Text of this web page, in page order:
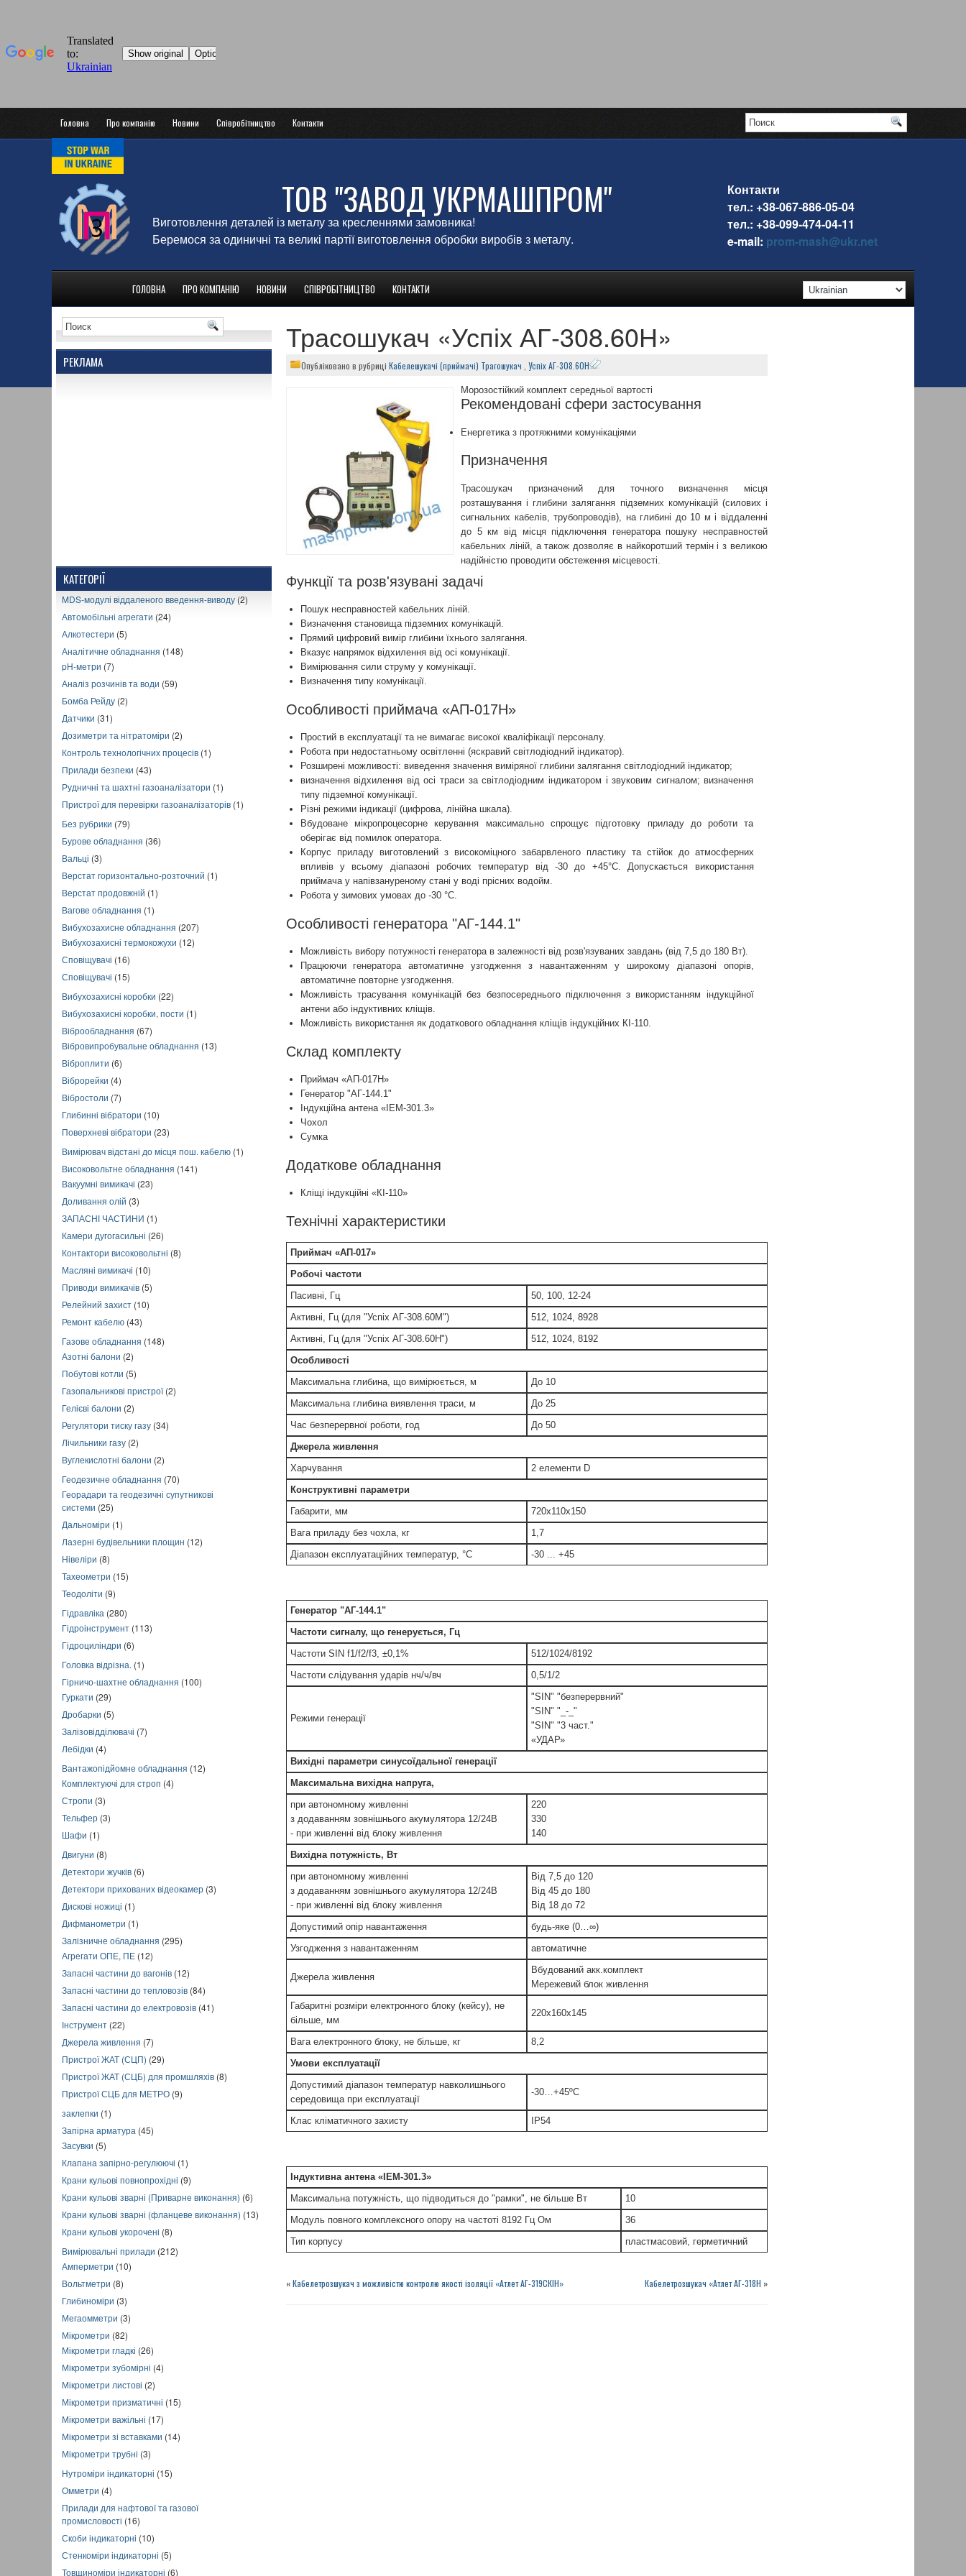
Головна Про компанію Новини Співробітництво Контакти
ТОВ "ЗАВОД УКРМАШПРОМ"
Виготовлення деталей із металу за кресленнями замовника!
Беремося за одиничні та великі партії виготовлення обробки виробів з металу.
Контакти
тел.: +38-067-886-05-04
тел.: +38-099-474-04-11
e-mail: prom-mash@ukr.net
ГОЛОВНА ПРО КОМПАНІЮ НОВИНИ СПІВРОБІТНИЦТВО КОНТАКТИ
РЕКЛАМА
КАТЕГОРІЇ
MDS-модулі віддаленого введення-виводу (2)
Автомобільні агрегати (24)
Алкотестери (5)
Аналітичне обладнання (148)
pH-метри (7)
Аналіз розчинів та води (59)
Бомба Рейду (2)
Датчики (31)
Дозиметри та нітратоміри (2)
Контроль технологічних процесів (1)
Прилади безпеки (43)
Рудничні та шахтні газоаналізатори (1)
Пристрої для перевірки газоаналізаторів (1)
Без рубрики (79)
Бурове обладнання (36)
Вальці (3)
Верстат горизонтально-розточний (1)
Верстат продовжній (1)
Вагове обладнання (1)
Вибухозахисне обладнання (207)
Вибухозахисні термокожухи (12)
Сповіщувачі (16)
Сповіщувачі (15)
Вибухозахисні коробки (22)
Вибухозахисні коробки, пости (1)
Віброобладнання (67)
Вібровипробувальне обладнання (13)
Віброплити (6)
Віброрейки (4)
Вібростоли (7)
Глибинні вібратори (10)
Поверхневі вібратори (23)
Вимірювач відстані до місця пош. кабелю (1)
Високовольтне обладнання (141)
Вакуумні вимикачі (23)
Доливання олій (3)
ЗАПАСНІ ЧАСТИНИ (1)
Камери дугогасильні (26)
Контактори високовольтні (8)
Масляні вимикачі (10)
Приводи вимикачів (5)
Релейний захист (10)
Ремонт кабелю (43)
Газове обладнання (148)
Азотні балони (2)
Побутові котли (5)
Газопальникові пристрої(2)
Гелієві балони (2)
Регулятори тиску газу (34)
Лічильники газу (2)
Вуглекислотні балони (2)
Геодезичне обладнання (70)
Георадари та геодезичні супутникові
системи (25)
Дальноміри (1)
Лазерні будівельники площин (12)
Нівеліри (8)
Тахеометри (15)
Теодоліти (9)
Гідравліка (280)
Гідроінструмент (113)
Гідроциліндри (6)
Головка відрізна. (1)
Гірничо-шахтне обладнання (100)
Гуркати (29)
Дробарки (5)
Залізовідділювачі (7)
Лебідки (4)
Вантажопідйомне обладнання (12)
Комплектуючі для строп (4)
Стропи (3)
Тельфер (3)
Шафи (1)
Двигуни (8)
Детектори жучків (6)
Детектори прихованих відеокамер (3)
Дискові ножиці (1)
Дифманометри (1)
Залізничне обладнання (295)
Агрегати ОПЕ, ПЕ (12)
Запасні частини до вагонів (12)
Запасні частини до тепловозів (84)
Запасні частини до електровозів (41)
Інструмент (22)
Джерела живлення (7)
Пристрої ЖАТ (СЦП) (29)
Пристрої ЖАТ (СЦБ) для промшляхів (8)
Пристрої СЦБ для МЕТРО (9)
заклепки (1)
Запірна арматура (45)
Засувки (5)
Клапана запірно-регулюючі (1)
Крани кульові повнопрохідні (9)
Крани кульові зварні (Приварне виконання) (6)
Крани кульові зварні (фланцеве виконання) (13)
Крани кульові укорочені (8)
Вимірювальні прилади (212)
Амперметри (10)
Вольтметри (8)
Глибиноміри (3)
Мегаомметри (3)
Мікрометри (82)
Мікрометри гладкі (26)
Мікрометри зубомірні (4)
Мікрометри листові (2)
Мікрометри призматичні (15)
Мікрометри важільні (17)
Мікрометри зі вставками (14)
Мікрометри трубні (3)
Нутроміри індикаторні (15)
Омметри (4)
Прилади для нафтової та газової
промисловості (16)
Скоби індикаторні (10)
Стенкоміри індикаторні (5)
Товщиноміри індикаторні (6)
Трасошукач «Успіх АГ-308.60Н»
Опубліковано в рубриці Кабелешукачі (приймачі) Трагошукач Успіх АГ-308.60Н
Морозостійкий комплект середньої вартості
Рекомендовані сфери застосування
Енергетика з протяжними комунікаціями
Призначення
Трасошукач призначений для точного визначення місця
розташування і глибини залягання підземних комунікацій (силових і
сигнальних кабелів, трубопроводів), на глибині до 10 м і віддаленні
до 5 км від місця підключення генератора пошуку несправностей
кабельних ліній, а також дозволяє в найкоротший термін і з великою
надійністю проводити обстеження місцевості.
Функції та розв'язувані задачі
Пошук несправностей кабельних ліній.
Визначення становища підземних комунікацій.
Прямий цифровий вимір глибини їхнього залягання.
Вказує напрямок відхилення від осі комунікації.
Вимірювання сили струму у комунікації.
Визначення типу комунікації.
Особливості приймача «АП-017Н»
Простий в експлуатації та не вимагає високої кваліфікації персоналу.
Робота при недостатньому освітленні (яскравий світлодіодний індикатор).
Розширені можливості: виведення значення виміряної глибини залягання світлодіодний індикатор;
визначення відхилення від осі траси за світлодіодним індикатором і звуковим сигналом; визначення
типу підземної комунікації.
Різні режими індикації (цифрова, лінійна шкала).
Вбудоване мікропроцесорне керування максимально спрощує підготовку приладу до роботи та
оберігає від помилок оператора.
Корпус приладу виготовлений з високоміцного забарвленого пластику та стійок до атмосферних
впливів у всьому діапазоні робочих температур від -30 до +45°С. Допускається використання
приймача у напівзануреному стані у воді прісних водойм.
Робота у зимових умовах до -30 °С.
Особливості генератора "АГ-144.1"
Можливість вибору потужності генератора в залежності від розв'язуваних завдань (від 7,5 до 180 Вт).
Працюючи генератора автоматичне узгодження з навантаженням у широкому діапазоні опорів,
автоматичне повторне узгодження.
Можливість трасування комунікацій без безпосереднього підключення з використанням індукційної
антени або індуктивних кліщів.
Можливість використання як додаткового обладнання кліщів індукційних КІ-110.
Склад комплекту
Приймач «АП-017Н»
Генератор "АГ-144.1"
Індукційна антена «ІЕМ-301.3»
Чохол
Сумка
Додаткове обладнання
Кліщі індукційні «КІ-110»
Технічні характеристики
Приймач «АП-017»
Робочі частоти
Пасивні, Гц
50, 100, 12-24
Активні, Гц (для "Успіх АГ-308.60М")
512, 1024, 8928
Активні, Гц (для "Успіх АГ-308.60Н")
512, 1024, 8192
Особливості
Максимальна глибина, що вимірюється, м
До 10
Максимальна глибина виявлення траси, м
До 25
Час безперервної роботи, год
До 50
Джерела живлення
Харчування
2 елементи D
Конструктивні параметри
Габарити, мм
720x110x150
Вага приладу без чохла, кг
1,7
Діапазон експлуатаційних температур, °С
-30 ... +45
Генератор "АГ-144.1"
Частоти сигналу, що генерується, Гц
Частоти SIN f1/f2/f3, ±0,1%
512/1024/8192
Частоти слідування ударів нч/ч/вч
0,5/1/2
Режими генерації
"SIN" "безперервний"
"SIN" "_-_"
"SIN" "3 част."
«УДАР»
Вихідні параметри синусоїдальної генерації
Максимальна вихідна напруга,
при автономному живленні
з додаванням зовнішнього акумулятора 12/24В
- при живленні від блоку живлення
220
330
140
Вихідна потужність, Вт
при автономному живленні
з додаванням зовнішнього акумулятора 12/24В
- при живленні від блоку живлення
Від 7,5 до 120
Від 45 до 180
Від 18 до 72
Допустимий опір навантаження
будь-яке (0…∞)
Узгодження з навантаженням
автоматичне
Джерела живлення
Вбудований акк.комплект
Мережевий блок живлення
Габаритні розміри електронного блоку (кейсу), не
більше, мм
220х160х145
Вага електронного блоку, не більше, кг
8,2
Умови експлуатації
Допустимий діапазон температур навколишнього
середовища при експлуатації
-30…+45ºС
Клас кліматичного захисту IP54
Індуктивна антена «ІЕМ-301.3»
Максимальна потужність, що підводиться до "рамки", не більше Вт
10
Модуль повного комплексного опору на частоті 8192 Гц Ом
36
Тип корпусу
пластмасовий, герметичний
«Кабелетрозшукач з можливістю контролю якості ізоляції «Атлет AГ-319СКІН» Кабелетрозшукач «Атлет AГ-318Н »